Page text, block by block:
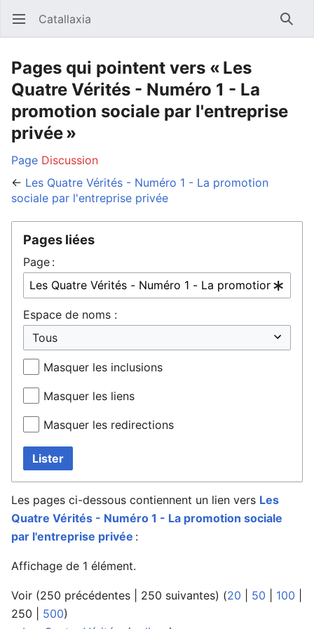
Ouvrir le menu principal Catallaxia
Pages qui pointent vers « Les
Quatre Vérités - Numéro 1 - La
promotion sociale par l'entreprise
privée »
Page Discussion
← Les Quatre Vérités - Numéro 1 - La promotion
sociale par l'entreprise privée
Pages liées
Page :
Espace de noms :
Masquer les inclusions
Masquer les liens
Masquer les redirections
Lister
Les pages ci-dessous contiennent un lien vers Les
Quatre Vérités - Numéro 1 - La promotion sociale
par l'entreprise privée :
Affichage de 1 élément.
Voir (250 précédentes 250 suivantes) (20 50 100
250
500)